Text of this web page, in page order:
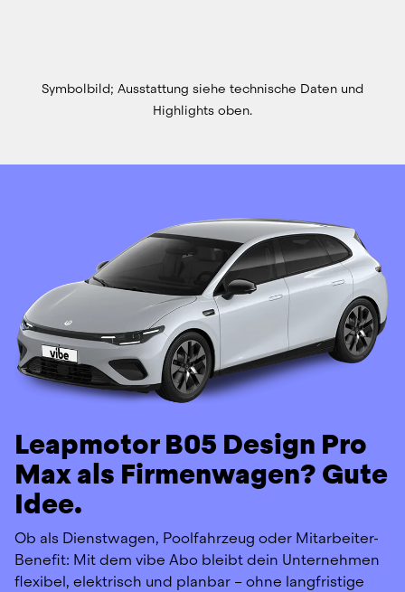
Symbolbild; Ausstattung siehe technische Daten und
Highlights oben.
Leapmotor B05 Design Pro
Max als Firmenwagen? Gute
Idee.
Ob als Dienstwagen, Poolfahrzeug oder Mitarbeiter-
Benefit: Mit dem vibe Abo bleibt dein Unternehmen
flexibel, elektrisch und planbar – ohne langfristige